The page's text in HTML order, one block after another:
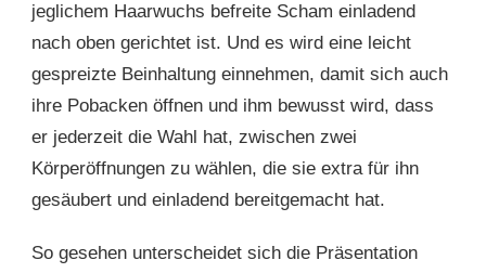
jeglichem Haarwuchs befreite Scham einladend
nach oben gerichtet ist. Und es wird eine leicht
gespreizte Beinhaltung einnehmen, damit sich auch
ihre Pobacken öffnen und ihm bewusst wird, dass
er jederzeit die Wahl hat, zwischen zwei
Körperöffnungen zu wählen, die sie extra für ihn
gesäubert und einladend bereitgemacht hat.
So gesehen unterscheidet sich die Präsentation